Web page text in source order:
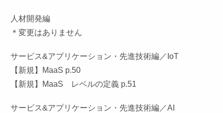
人材開発編
＊変更はありません
サービス&アプリケーション・先進技術編／IoT
【新規】MaaS p.50
【新規】MaaS レベルの定義 p.51
サービス&アプリケーション・先進技術編／AI